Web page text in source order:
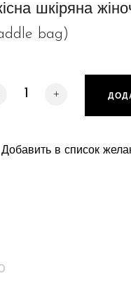
шкіряна
bag)
smooth, beige/violet
Добавить в список